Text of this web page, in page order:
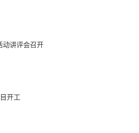
动讲评会召开
开工